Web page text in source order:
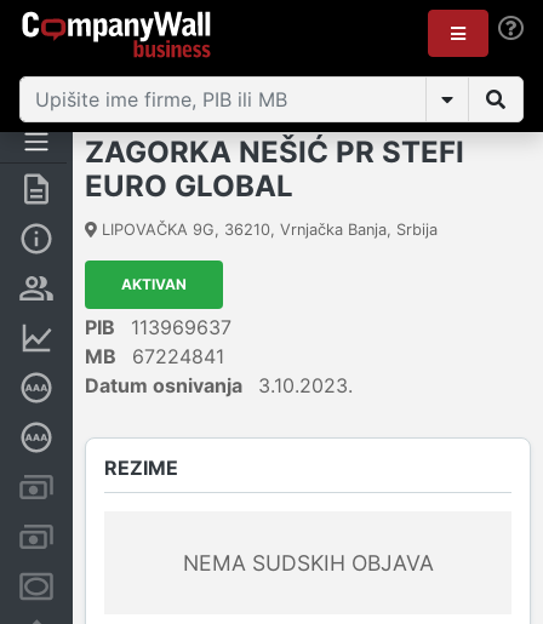
Rezime
Osnovni podaci
Vlasnička struktura
Finansijski podaci
Sertifikat bonitetne izvrsnosti
Dubinska bonitetna ocena
ZAGORKA NEŠIĆ PR STEFI
EURO GLOBAL
LIPOVAČKA 9G, 36210, Vrnjačka Banja, Srbija
AKTIVAN
PIB
113969637
MB
67224841
Datum osnivanja
3.10.2023.
REZIME
NEMA SUDSKIH OBJAVA